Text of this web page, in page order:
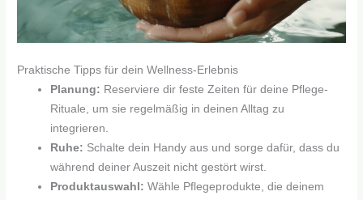
Praktische Tipps für dein Wellness-Erlebnis
Planung: Reserviere dir feste Zeiten für deine Pflege-
Rituale, um sie regelmäßig in deinen Alltag zu
integrieren.
Ruhe: Schalte dein Handy aus und sorge dafür, dass du
während deiner Auszeit nicht gestört wirst.
Produktauswahl: Wähle Pflegeprodukte, die deinem